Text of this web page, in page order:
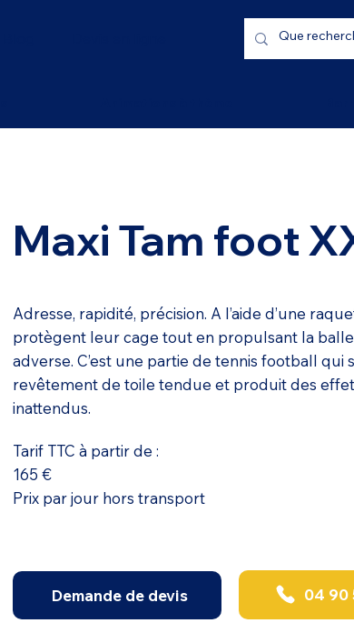
Maxi Tam foot
Adresse, rapidité, précision. A l’aide d’une
protègent leur cage tout en propulsant la
adverse. C’est une partie de tennis football qui
revêtement de toile tendue et produit des
inattendus.
Tarif TTC à partir de :
165 €
Prix par jour hors transport
Demande de devis 04 90